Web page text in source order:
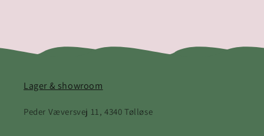
Lager & showroom
Peder Væversvej 11, 4340 Tølløse